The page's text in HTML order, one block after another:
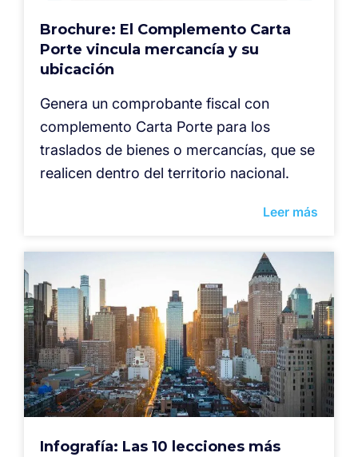
Brochure: El Complemento Carta
Porte vincula mercancía y su
ubicación
Genera un comprobante fiscal con
complemento Carta Porte para los
traslados de bienes o mercancías, que se
realicen dentro del territorio nacional.
Leer más
Infografía: Las 10 lecciones más